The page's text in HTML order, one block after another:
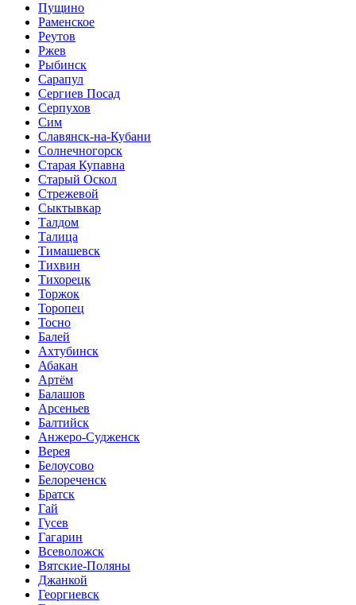
Пущино
Раменское
Реутов
Ржев
Рыбинск
Сарапул
Сергиев Посад
Серпухов
Сим
Славянск-на-Кубани
Солнечногорск
Старая Купавна
Старый Оскол
Стрежевой
Сыктывкар
Талдом
Талица
Тимашевск
Тихвин
Тихорецк
Торжок
Торопец
Тосно
Балей
Ахтубинск
Абакан
Артём
Балашов
Арсеньев
Балтийск
Анжеро-Судженск
Верея
Белоусово
Белореченск
Братск
Гай
Гусев
Гагарин
Всеволожск
Вятские-Поляны
Джанкой
Георгиевск